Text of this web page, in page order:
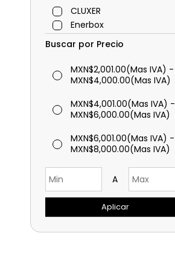
CLUXER
Enerbox
Buscar por Precio
MXN$2,001.00(Mas IVA) -
MXN$4,000.00(Mas IVA)
MXN$4,001.00(Mas IVA) -
MXN$6,000.00(Mas IVA)
MXN$6,001.00(Mas IVA) -
MXN$8,000.00(Mas IVA)
A
Aplicar